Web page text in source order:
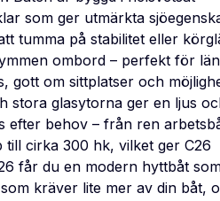
som ger utmärkta
tumma på stabilitet eller
ombord – perfekt för
gott om sittplatser och
stora glasytorna ger en ljus
efter behov – från ren
cirka 300 hk, vilket ger C26
får du en modern hyttbåt
kräver lite mer av din båt,